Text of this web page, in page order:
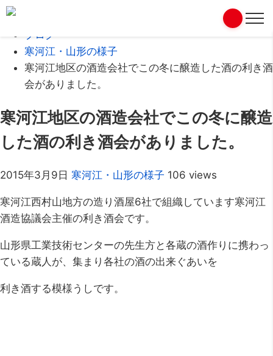
ブログ
寒河江・山形の様子
寒河江地区の酒造会社でこの冬に醸造した酒の利き酒
会がありました。
寒河江地区の酒造会社でこの冬に醸造
した酒の利き酒会がありました。
2015年3月9日 寒河江・山形の様子 106 views
寒河江西村山地方の造り酒屋6社で組織しています寒河江
酒造協議会主催の利き酒会です。
山形県工業技術センターの先生方と各蔵の酒作りに携わっ
ている蔵人が、集まり各社の酒の出来ぐあいを
利き酒する模様うしです。